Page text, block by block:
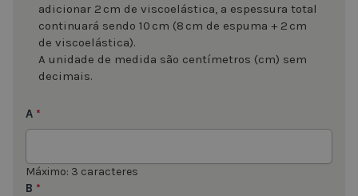
adicionar 2 cm de viscoelástica, a espessura total
continuará sendo 10 cm (8 cm de espuma + 2 cm
de viscoelástica).
A unidade de medida são centímetros (cm) sem
decimais.
A *
Máximo: 3 caracteres
B *